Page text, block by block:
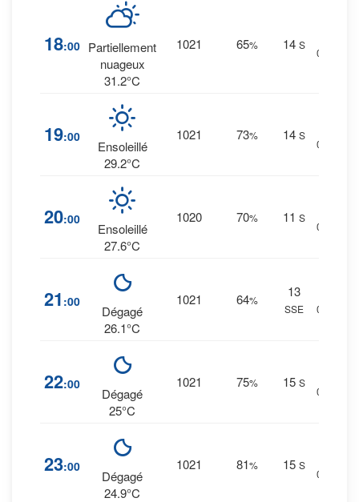
18:00 Partiellement
nuageux
31.2°C
1021 65% 14 S
0 mm.
19:00
Ensoleillé
29.2°C
1021 73% 14 S
0 mm.
20:00
Ensoleillé
27.6°C
1020 70% 11 S
0 mm.
21 :00
Dégagé
26.1°C
1021 64%
13
SSE
0 mm.
22:00
Dégagé
25°C
1021 75% 15 S
0 mm.
23:00
Dégagé
24.9°C
1021 81% 15 S
0 mm.